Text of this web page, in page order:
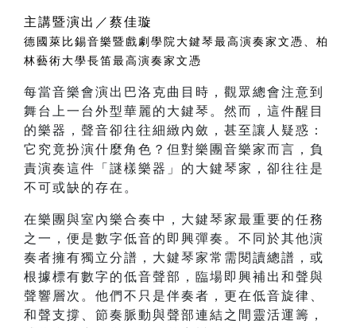
主講暨演出／蔡佳璇
德國萊比錫音樂暨戲劇學院大鍵琴最高演奏家文憑、柏
林藝術大學長笛最高演奏家文憑
每當音樂會演出巴洛克曲目時，觀眾總會注意到
舞台上一台外型華麗的大鍵琴。然而，這件醒目
的樂器，聲音卻往往細緻內斂，甚至讓人疑惑：
它究竟扮演什麼角色？但對樂團音樂家而言，負
責演奏這件「謎樣樂器」的大鍵琴家，卻往往是
不可或缺的存在。
在樂團與室內樂合奏中，大鍵琴家最重要的任務
之一，便是數字低音的即興彈奏。不同於其他演
奏者擁有獨立分譜，大鍵琴家常需閱讀總譜，或
根據標有數字的低音聲部，臨場即興補出和聲與
聲響層次。他們不只是伴奏者，更在低音旋律、
和聲支撐、節奏脈動與聲部連結之間靈活運籌，